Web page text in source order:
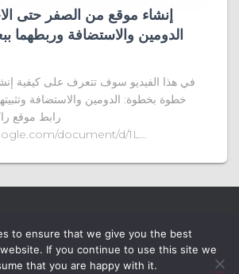
إنشاء موقع من الصفر حتى
الدومين والاستضافة وربطهما
في هذا الفيديو سوف تتعرف على كيفية
خطوة بخطوة: الدومين والاستضافة
رابط موقع
document/d/1L…
to ensure that we give you the best
If you continue to use this site we
that you are happy with it.